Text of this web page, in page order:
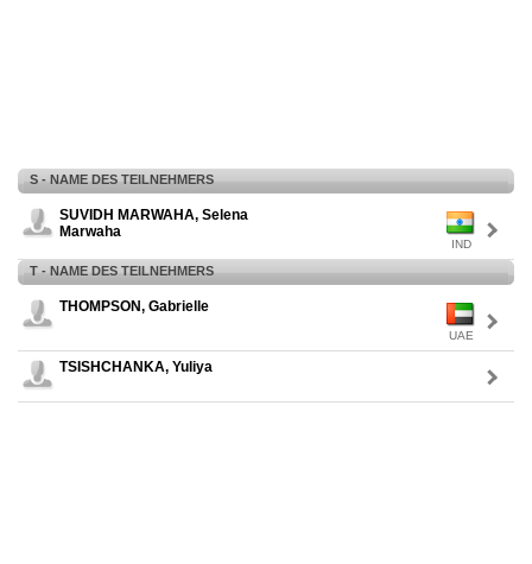
S - NAME DES TEILNEHMERS
IND
SUVIDH MARWAHA, Selena
Marwaha
T - NAME DES TEILNEHMERS
UAE
THOMPSON, Gabrielle
TSISHCHANKA, Yuliya